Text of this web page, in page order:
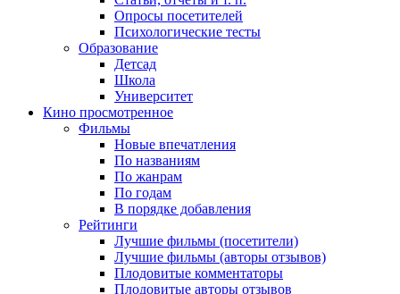
Опросы посетителей
Психологические тесты
Образование
Детсад
Школа
Университет
Кино просмотренное
Фильмы
Новые впечатления
По названиям
По жанрам
По годам
В порядке добавления
Рейтинги
Лучшие фильмы (посетители)
Лучшие фильмы (авторы отзывов)
Плодовитые комментаторы
Плодовитые авторы отзывов